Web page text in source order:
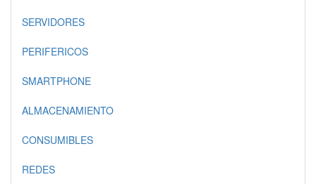
SERVIDORES
PERIFERICOS
SMARTPHONE
ALMACENAMIENTO
CONSUMIBLES
REDES